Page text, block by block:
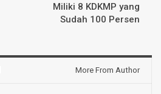
Miliki 8 KDKMP yang
Sudah 100 Persen
More From Author